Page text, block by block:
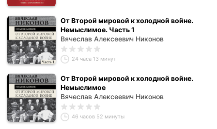
От Второй мировой к холодной войне.
Немыслимое. Часть 1
Вячеслав Алексеевич Никонов
24 часа 13 минут
От Второй мировой к холодной войне.
Немыслимое
Вячеслав Алексеевич Никонов
46 часов 52 минуты